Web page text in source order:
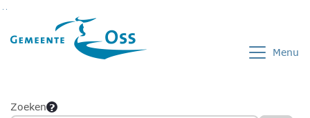
Ga naar de inhoud van deze pagina
Ga naar het zoeken
Ga naar het menu
Menu
Zoeken